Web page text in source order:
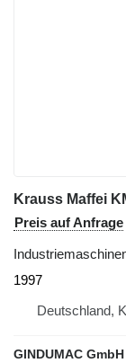
Krauss Maffei
Preis auf Anfrage
1997
Deutschland,
GINDUMAC GmbH